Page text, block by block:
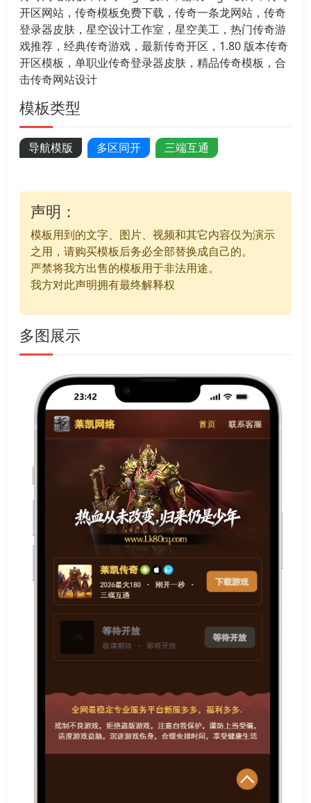
开区网站，传奇模板免费下载，传奇一条龙网站，传奇
登录器皮肤，星空设计工作室，星空美工，热门传奇游
戏推荐，经典传奇游戏，最新传奇开区，1.80 版本传奇
开区模板，单职业传奇登录器皮肤，精品传奇模板，合
击传奇网站设计
模板类型
导航模版 多区同开 三端互通
声明：
模板用到的文字、图片、视频和其它内容仅为演示
之用，请购买模板后务必全部替换成自己的。
严禁将我方出售的模板用于非法用途。
我方对此声明拥有最终解释权
多图展示